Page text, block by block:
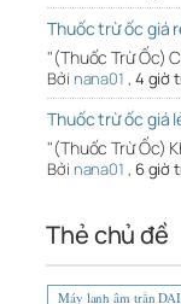
Thuốc trừ ốc giá
"(Thuốc Trừ Ốc)
Bởi nana01 , 4 giờ
Thuốc trừ ốc giá
"(Thuốc Trừ Ốc)
Bởi nana01 , 6 giờ
Thẻ chủ đề
Máy lạnh âm trần